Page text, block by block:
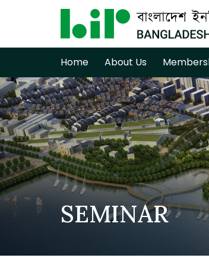
Home About Us
SEMINAR